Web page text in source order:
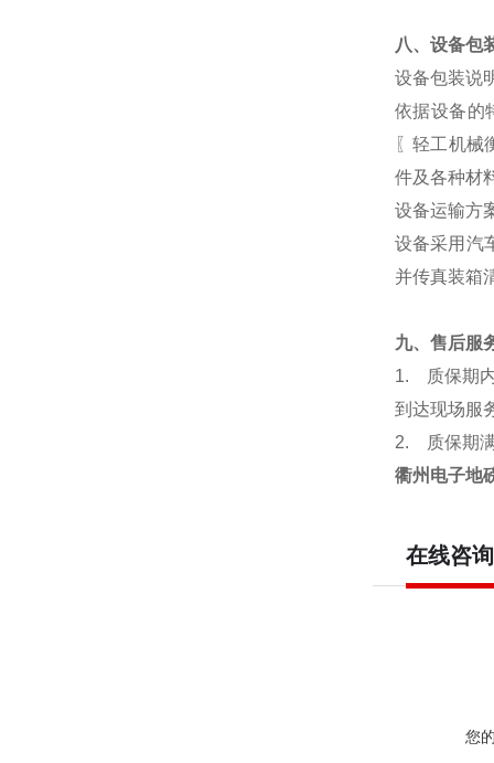
八、设备包
设备包装说
依据设备的
〖轻工机械
件及各种材
设备运输方
设备采用汽
并传真装箱
九、售后服
1.
质保期
到达现场服
2.
质保期
衢州电子地
在线咨询
您